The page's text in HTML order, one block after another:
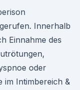
Innerhalb
Einnahme des
oder
im Intimbereich &